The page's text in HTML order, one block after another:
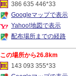
386 635 446*33
Googleマップで表示
Yahoo!地図で表示
配布場所までの経路
26.8km
143 093 355*33